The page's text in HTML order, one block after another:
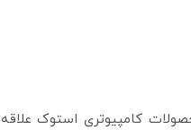
کامپیوتری استوک